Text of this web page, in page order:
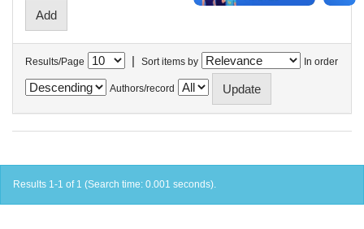
Results/Page | Sort items by In order
Authors/record
Results 1-1 of 1 (Search time: 0.001 seconds).